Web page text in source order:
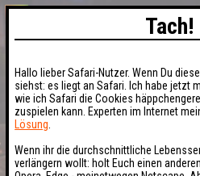
Tach!
Hallo lieber Safari-Nutzer. Wenn Du
siehst: es liegt an Safari. Ich habe jetzt
wie ich Safari die Cookies
zuspielen kann. Experten im Internet
Lösung
Wenn ihr die durchschnittliche
verlängern wollt: holt Euch einen